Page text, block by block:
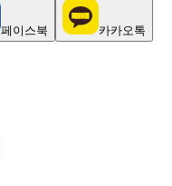
페이스북 카카오톡